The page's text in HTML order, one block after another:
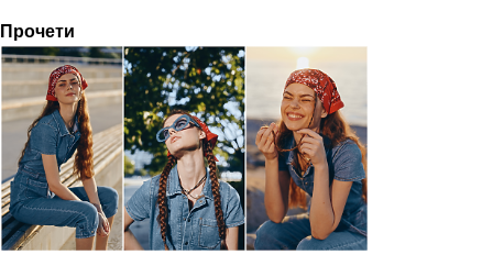
Прочети